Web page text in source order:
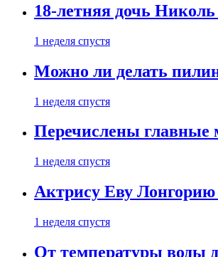
18-летняя дочь
1 неделя спустя
Можно ли делать
1 неделя спустя
Перечислены главные
1 неделя спустя
Актрису Еву
1 неделя спустя
От температуры воды